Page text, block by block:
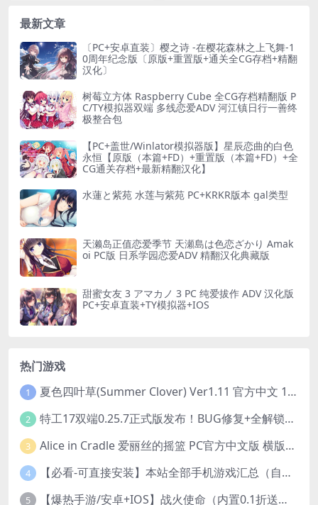
最新文章
〔PC+安卓直装〕樱之诗 -在樱花森林之上飞舞-1
0周年纪念版〔原版+重置版+通关全CG存档+精翻
汉化〕
树莓立方体 Raspberry Cube 全CG存档精翻版 P
C/TY模拟器双端 多线恋爱ADV 河江镇日行一善终
极整合包
【PC+盖世/Winlator模拟器版】星辰恋曲的白色
永恒【原版（本篇+FD）+重置版（本篇+FD）+全
CG通关存档+最新精翻汉化】
水蓮と紫苑 水莲与紫苑 PC+KRKR版本 gal类型
天濑岛正值恋爱季节 天瀬島は色恋ざかり Amak
oi PC版 日系学园恋爱ADV 精翻汉化典藏版
甜蜜女友 3 アマカノ 3 PC 纯爱拔作 ADV 汉化版
PC+安卓直装+TY模拟器+IOS
热门游戏
1 夏色四叶草(Summer Clover) Ver1.11 官方中文 1+4.35G 全CG 有CV 百度盘版本
2 特工17双端0.25.7正式版发布！BUG修复+全解锁存档+赞助码合集（安卓/PC/中文/动态）
3 Alice in Cradle 爱丽丝的摇篮 PC官方中文版 横版动作ACT 手绘幻想风 v0.29g 完整体验版
4 【必看-可直接安装】本站全部手机游戏汇总（自带修改器MOD）
5 【爆热手游/安卓+IOS】战火使命（内置0.1折送可触碰战姬）[中文/美女养成/整合兑换码/双端互通/更新]（公测）